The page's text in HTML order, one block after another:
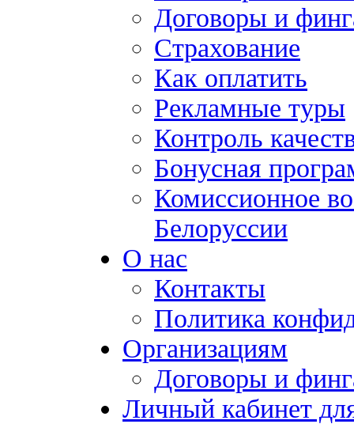
Договоры и
Страхование
Как оплатить
Рекламные туры
Контроль
Бонусная
Комиссионное
Белоруссии
О нас
Контакты
Политика
Организациям
Договоры и
Личный кабинет